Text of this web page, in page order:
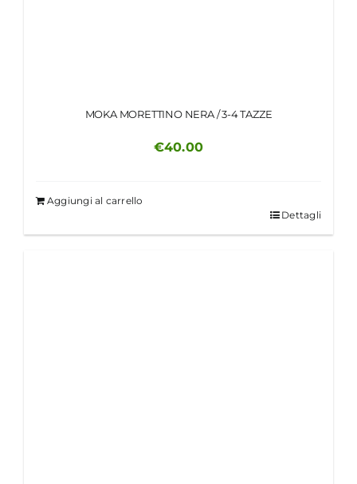
MOKA MORETTINO NERA / 3-4 TAZZE
€40.00
Aggiungi al carrello
Dettagli